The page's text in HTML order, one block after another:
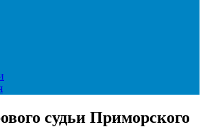
судьи Приморского